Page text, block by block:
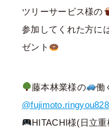
ツリーサービス様の
参加してくれた方に
ゼント
藤本林業様の
働
HITACHI様(日立